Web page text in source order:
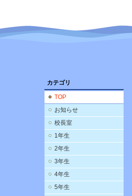
カテゴリ
TOP
お知らせ
校長室
1年生
2年生
3年生
4年生
5年生